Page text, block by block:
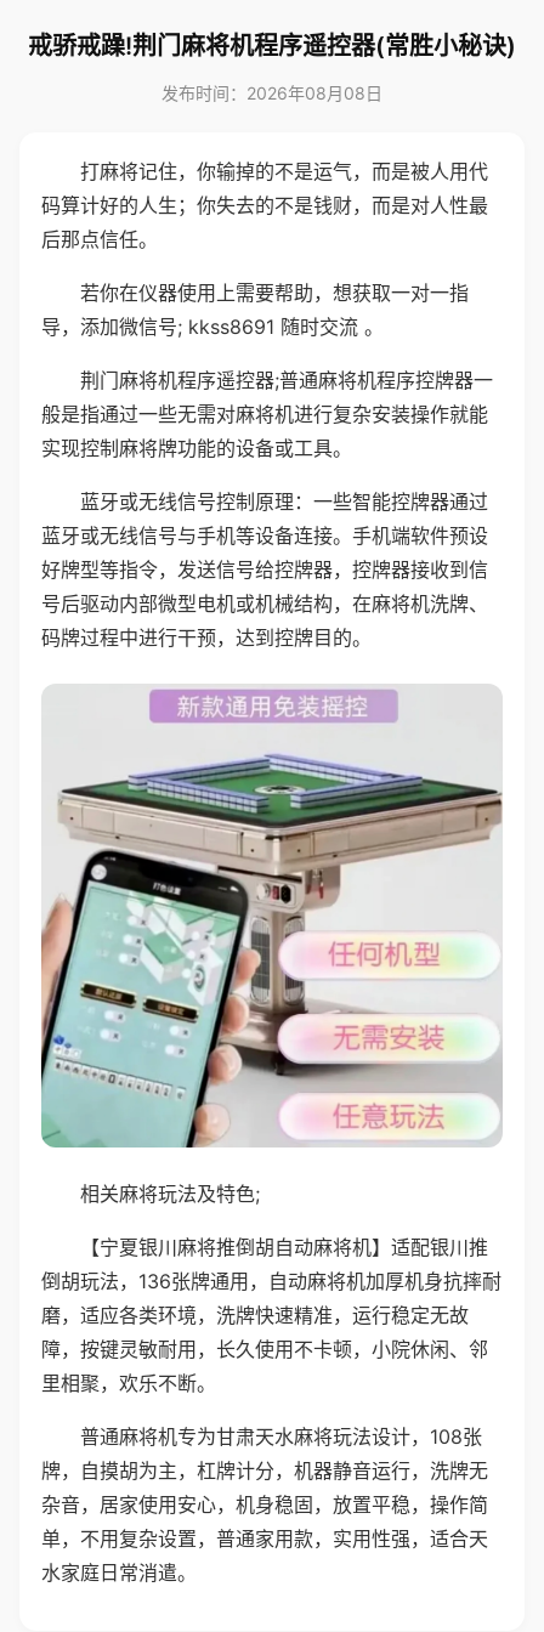
戒骄戒躁!荆门麻将机程序遥控器(常胜小秘诀)
发布时间：2026年08月08日
打麻将记住，你输掉的不是运气，而是被人用代
码算计好的人生；你失去的不是钱财，而是对人性最
后那点信任。
若你在仪器使用上需要帮助，想获取一对一指
导，添加微信号; kkss8691 随时交流 。
荆门麻将机程序遥控器;普通麻将机程序控牌器一
般是指通过一些无需对麻将机进行复杂安装操作就能
实现控制麻将牌功能的设备或工具。
蓝牙或无线信号控制原理：一些智能控牌器通过
蓝牙或无线信号与手机等设备连接。手机端软件预设
好牌型等指令，发送信号给控牌器，控牌器接收到信
号后驱动内部微型电机或机械结构，在麻将机洗牌、
码牌过程中进行干预，达到控牌目的。
相关麻将玩法及特色;
【宁夏银川麻将推倒胡自动麻将机】适配银川推
倒胡玩法，136张牌通用，自动麻将机加厚机身抗摔耐
磨，适应各类环境，洗牌快速精准，运行稳定无故
障，按键灵敏耐用，长久使用不卡顿，小院休闲、邻
里相聚，欢乐不断。
普通麻将机专为甘肃天水麻将玩法设计，108张
牌，自摸胡为主，杠牌计分，机器静音运行，洗牌无
杂音，居家使用安心，机身稳固，放置平稳，操作简
单，不用复杂设置，普通家用款，实用性强，适合天
水家庭日常消遣。